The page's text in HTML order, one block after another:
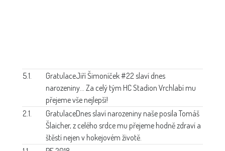
5.1. GratulaceJiří Šimoníček #22 slaví dnes
narozeniny... Za celý tým HC Stadion Vrchlabí mu
přejeme vše nejlepší!
2.1.
GratulaceDnes slaví narozeniny naše posila Tomáš
Šlaicher, z celého srdce mu přejeme hodně zdraví a
štěstí nejen v hokejovém životě.